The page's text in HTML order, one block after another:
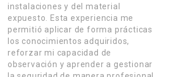
instalaciones y del material
expuesto. Esta experiencia me
permitió aplicar de forma prácticas
los conocimientos adquiridos,
reforzar mi capacidad de
observación y aprender a gestionar